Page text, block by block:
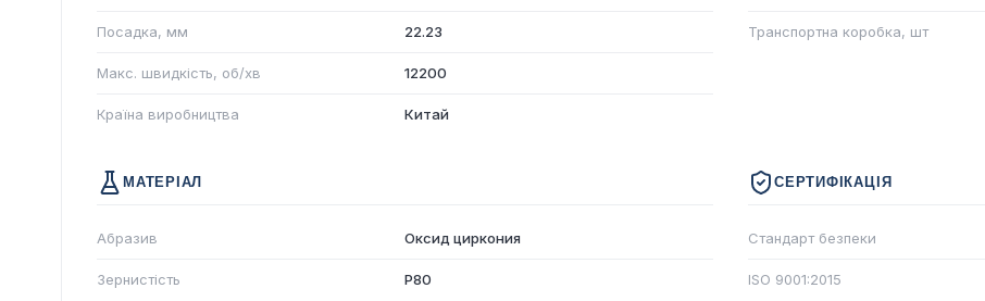
Посадка, мм 22.23
Макс. швидкість, об/хв 12200
Країна виробництва Китай
Транспортна коробка, шт
МАТЕРІАЛ
Абразив Оксид циркония
Зернистість P80
СЕРТИФІКАЦІЯ
Стандарт безпеки
ISO 9001:2015